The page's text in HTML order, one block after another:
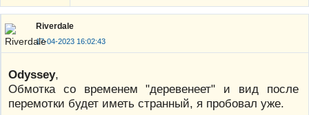
Riverdale
17-04-2023 16:02:43
Odyssey,
Обмотка со временем "деревенеет" и вид после
перемотки будет иметь странный, я пробовал уже.